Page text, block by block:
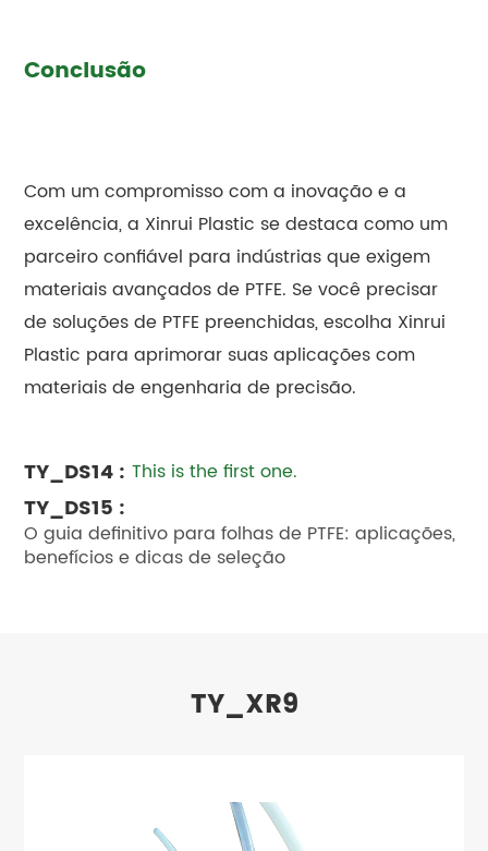
Conclusão
Com um compromisso com a inovação e a
excelência, a Xinrui Plastic se destaca como um
parceiro confiável para indústrias que exigem
materiais avançados de PTFE. Se você precisar
de soluções de PTFE preenchidas, escolha Xinrui
Plastic para aprimorar suas aplicações com
materiais de engenharia de precisão.
TY_DS14 : This is the first one.
TY_DS15 :
O guia definitivo para folhas de PTFE: aplicações,
benefícios e dicas de seleção
TY_XR9